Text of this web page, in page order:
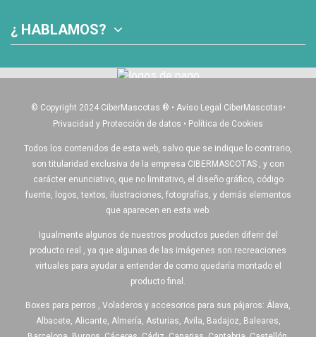
¿ HABLAMOS?
© Copyright 2024 CiberMascotas ® • Aviso Legal CiberMascotas•
Privacidad y Protección de datos • Política de Cookies
Todos los contenidos de esta web, salvo que se indique lo contrario,
son titularidad exclusiva de la empresa CIBERMASCOTAS , y con
carácter enunciativo, que no limitativo, el diseño gráfico, código
fuente, logos, textos, ilustraciones, fotografías, y demás elementos
que aparecen en esta web.
Igualmente algunos de nuestros productos pueden diferir del
producto real , ya que algunas de las imágenes son recreaciones
virtuales para ayudar a entender de como quedaría montado el
producto final.
Boxes para perros , Voladeros y accesorios para sus pájaros: Álava,
Albacete, Alicante, Almería, Asturias, Avila, Badajoz, Baleares,